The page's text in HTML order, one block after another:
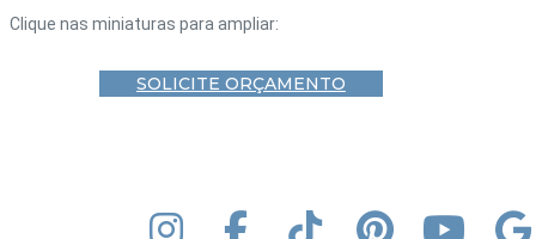
SOLICITE ORÇAMENTO
Clique nas miniaturas para ampliar: